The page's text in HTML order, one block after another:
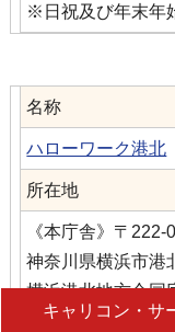
キャリコン・サ
※日祝及び年末年
名称
ハローワーク港北
所在地
《本庁舎》〒222-
神奈川県横浜市港
横浜港北地方合同
《新横浜駅前庁舎